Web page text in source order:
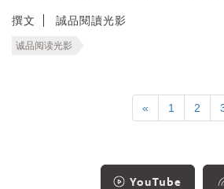
撰文 誠品閱讀光影
诚品阅读光影
« 1 2